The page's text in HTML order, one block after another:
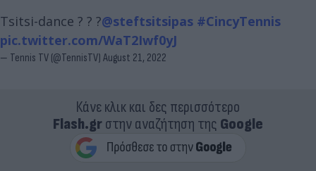
Tsitsi-dance ? ? ?@steftsitsipas #CincyTennis
pic.twitter.com/WaT2Iwf0yJ
— Tennis TV (@TennisTV) August 21, 2022
Κάνε κλικ και δες περισσότερο
Flash.grστην αναζήτηση της Google